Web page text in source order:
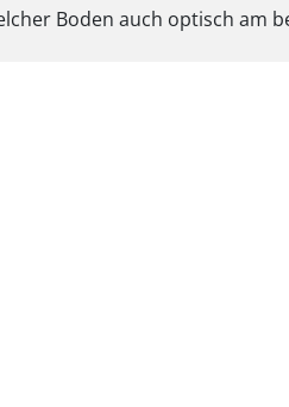
Boden auch optisch am